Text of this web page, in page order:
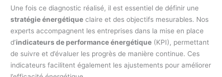
Une fois ce diagnostic réalisé, il est essentiel de définir une
stratégie énergétique claire et des objectifs mesurables. Nos
experts accompagnent les entreprises dans la mise en place
d’indicateurs de performance énergétique (KPI), permettant
de suivre et d’évaluer les progrès de manière continue. Ces
indicateurs facilitent également les ajustements pour améliorer